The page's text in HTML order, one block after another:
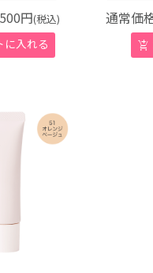
円(税込) 通常価